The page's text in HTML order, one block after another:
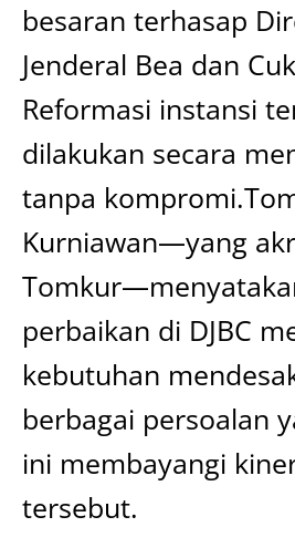
besaran terhasap
Jenderal Bea dan
Reformasi instansi
dilakukan secara
tanpa
Kurniawan—yang
perbaikan di DJBC
kebutuhan
berbagai persoalan
ini membayangi
tersebut.